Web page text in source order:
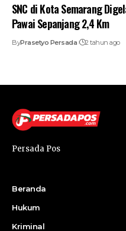
SNC di Kota Semarang
Pawai Sepanjang 2,4 Km
ByPrasetyo Persada 2 tahun ago
Persada Pos
Beranda
Hukum
Kriminal